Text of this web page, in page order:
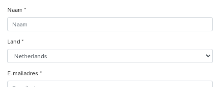
Naam *
Land *
E-mailadres *